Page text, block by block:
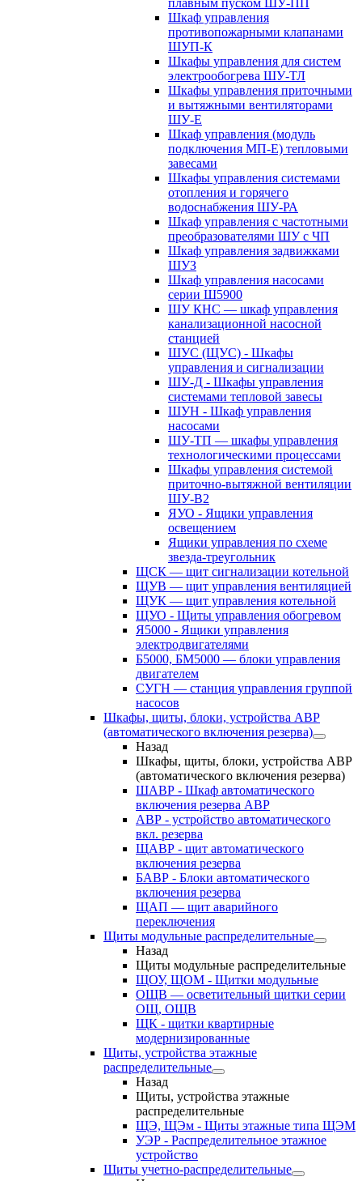
плавным пуском ШУ-ПП
Шкаф управления
противопожарными клапанами
ШУП-К
Шкафы управления для систем
электрообогрева ШУ-ТЛ
Шкафы управления приточными
и вытяжными вентиляторами
ШУ-Е
Шкаф управления (модуль
подключения МП-Е) тепловыми
завесами
Шкафы управления системами
отопления и горячего
водоснабжения ШУ-РА
Шкаф управления с частотными
преобразователями ШУ с ЧП
Шкаф управления задвижками
ШУЗ
Шкаф управления насосами
серии Ш5900
ШУ КНС — шкаф управления
канализационной насосной
станцией
ШУС (ЩУС) - Шкафы
управления и сигнализации
ШУ-Д - Шкафы управления
системами тепловой завесы
ШУН - Шкаф управления
насосами
ШУ-ТП — шкафы управления
технологическими процессами
Шкафы управления системой
приточно-вытяжной вентиляции
ШУ-В2
ЯУО - Ящики управления
освещением
Ящики управления по схеме
звезда-треугольник
ЩСК — щит сигнализации котельной
ЩУВ — щит управления вентиляцией
ЩУК — щит управления котельной
ЩУО - Щиты управления обогревом
Я5000 - Ящики управления
электродвигателями
Б5000, БМ5000 — блоки управления
двигателем
СУГН — станция управления группой
насосов
Шкафы, щиты, блоки, устройства АВР
(автоматического включения резерва)
Назад
Шкафы, щиты, блоки, устройства АВР
(автоматического включения резерва)
ШАВР - Шкаф автоматического
включения резерва АВР
АВР - устройство автоматического
вкл. резерва
ЩАВР - щит автоматического
включения резерва
БАВР - Блоки автоматического
включения резерва
ЩАП — щит аварийного
переключения
Щиты модульные распределительные
Назад
Щиты модульные распределительные
ЩОУ, ЩОМ - Щитки модульные
ОЩВ — осветительный щитки серии
ОЩ, ОЩВ
ЩК - щитки квартирные
модернизированные
Щиты, устройства этажные
распределительные
Назад
Щиты, устройства этажные
распределительные
ЩЭ, ЩЭм - Щиты этажные типа ЩЭМ
УЭР - Распределительное этажное
устройство
Щиты учетно-распределительные